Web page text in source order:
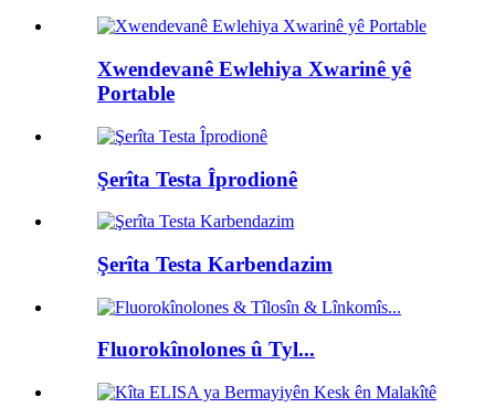
Xwendevanê Ewlehiya Xwarinê yê
Portable
Şerîta Testa Îprodionê
Şerîta Testa Karbendazim
Fluorokînolones û Tyl...